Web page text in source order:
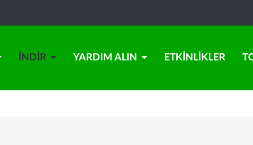
İNDIR YARDIM ALIN ETKINLIKLER